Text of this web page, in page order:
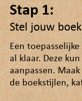
Stap 1:
Stel jouw
Een toepasselijke
al klaar. Deze
aanpassen.
de boekstijlen,